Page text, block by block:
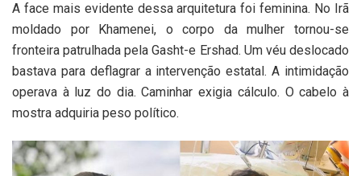
A face mais evidente dessa arquitetura foi feminina. No Irã
moldado por Khamenei, o corpo da mulher tornou-se
fronteira patrulhada pela Gasht-e Ershad. Um véu deslocado
bastava para deflagrar a intervenção estatal. A intimidação
operava à luz do dia. Caminhar exigia cálculo. O cabelo à
mostra adquiria peso político.